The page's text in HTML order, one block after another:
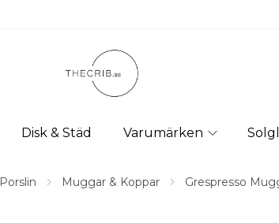
Disk & Städ Varumärken
Porslin Muggar & Koppar Grespresso